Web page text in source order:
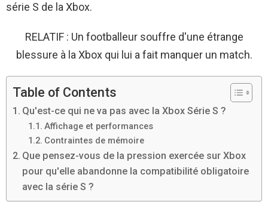
série S de la Xbox.
RELATIF : Un footballeur souffre d'une étrange
blessure à la Xbox qui lui a fait manquer un match.
Table of Contents
Qu'est-ce qui ne va pas avec la Xbox Série S ?
Affichage et performances
Contraintes de mémoire
Que pensez-vous de la pression exercée sur Xbox
pour qu'elle abandonne la compatibilité obligatoire
avec la série S ?